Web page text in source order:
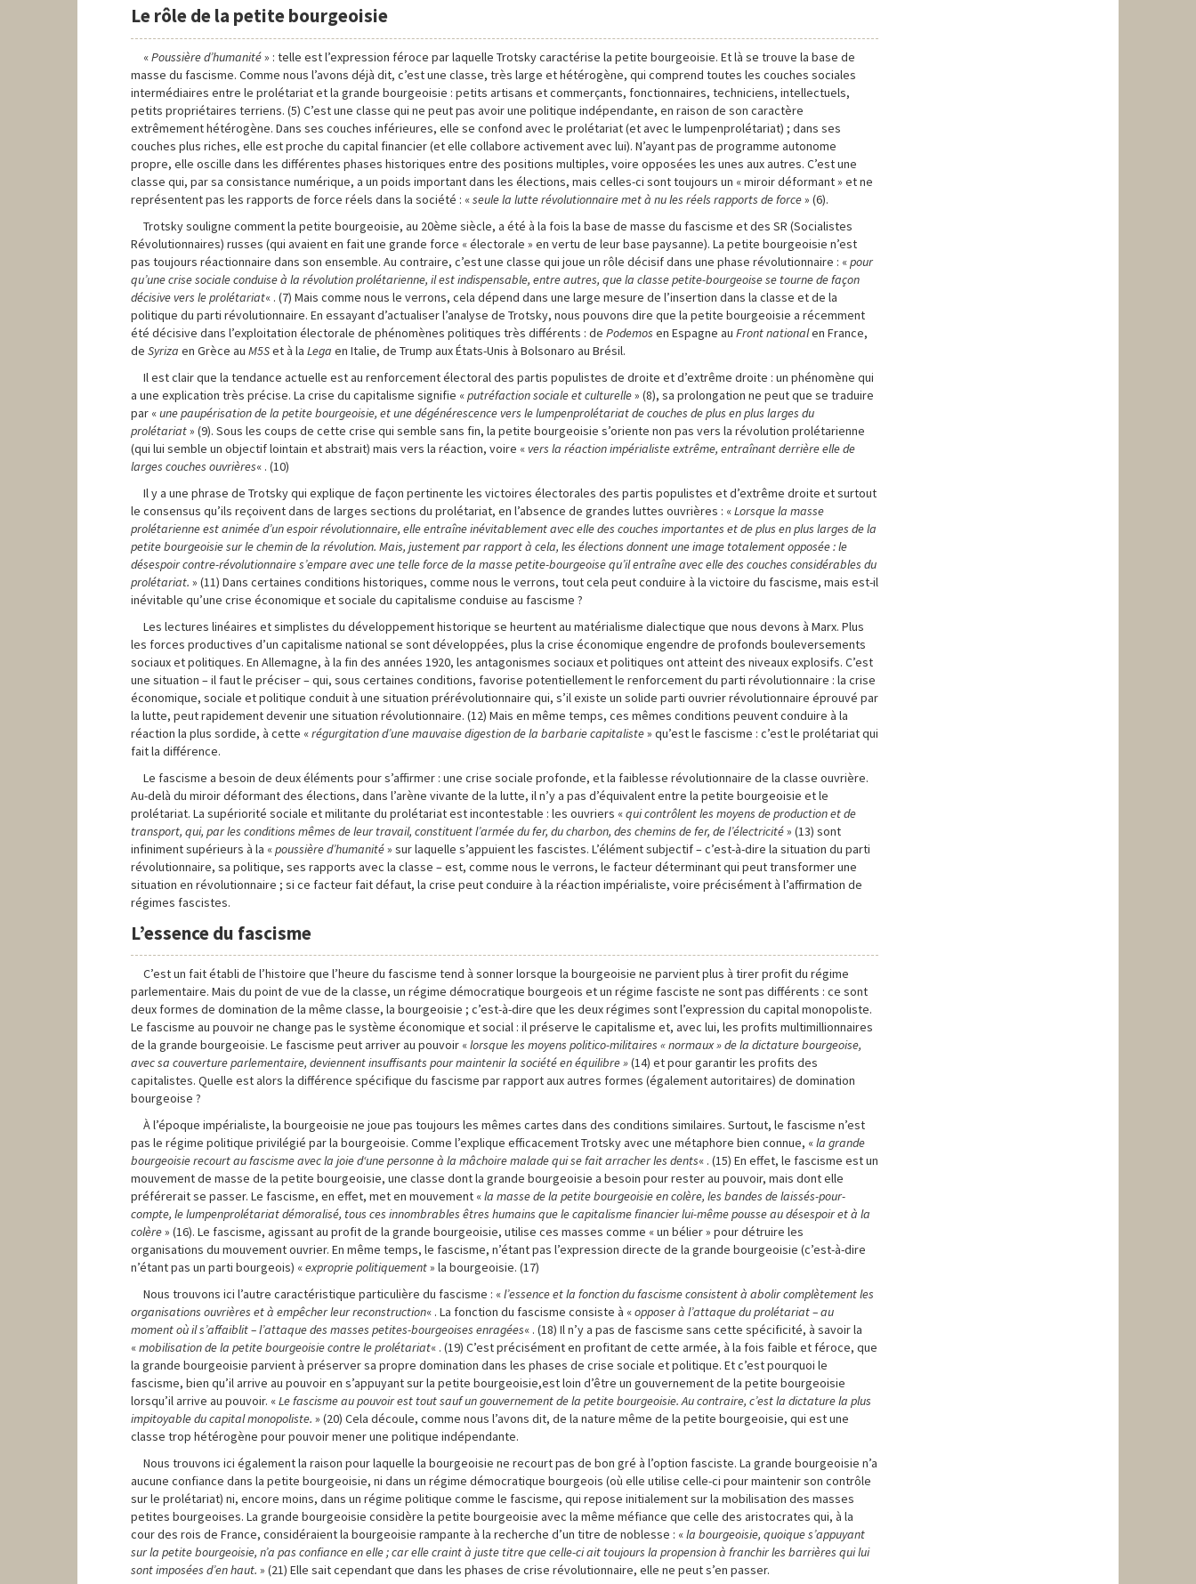
Le rôle de la petite bourgeoisie
«Poussière d’humanité» : telle est l’expression féroce par laquelle Trotsky caractérise la petite bourgeoisie. Et là se trouve la base de
masse du fascisme. Comme nous l’avons déjà dit, c’est une classe, très large et hétérogène, qui comprend toutes les couches sociales
intermédiaires entre le prolétariat et la grande bourgeoisie : petits artisans et commerçants, fonctionnaires, techniciens, intellectuels,
petits propriétaires terriens. (5) C’est une classe qui ne peut pas avoir une politique indépendante, en raison de son caractère
extrêmement hétérogène. Dans ses couches inférieures, elle se confond avec le prolétariat (et avec le lumpenprolétariat) ; dans ses
couches plus riches, elle est proche du capital financier (et elle collabore activement avec lui). N’ayant pas de programme autonome
propre, elle oscille dans les différentes phases historiques entre des positions multiples, voire opposées les unes aux autres. C’est une
classe qui, par sa consistance numérique, a un poids important dans les élections, mais celles-ci sont toujours un « miroir déformant » et ne
représentent pas les rapports de force réels dans la société : «seule la lutte révolutionnaire met à nu les réels rapports de force» (6).
Trotsky souligne comment la petite bourgeoisie, au 20ème siècle, a été à la fois la base de masse du fascisme et des SR (Socialistes
Révolutionnaires) russes (qui avaient en fait une grande force « électorale » en vertu de leur base paysanne). La petite bourgeoisie n’est
pas toujours réactionnaire dans son ensemble. Au contraire, c’est une classe qui joue un rôle décisif dans une phase révolutionnaire : «pour
qu’une crise sociale conduise à la révolution prolétarienne, il est indispensable, entre autres, que la classe petite-bourgeoise se tourne de façon
décisive vers le prolétariat« . (7) Mais comme nous le verrons, cela dépend dans une large mesure de l’insertion dans la classe et de la
politique du parti révolutionnaire. En essayant d’actualiser l’analyse de Trotsky, nous pouvons dire que la petite bourgeoisie a récemment
été décisive dans l’exploitation électorale de phénomènes politiques très différents : de Podemos en Espagne au Front nationalen France,
de Syriza en Grèce au M5Set à la Lega en Italie, de Trump aux États-Unis à Bolsonaro au Brésil.
Il est clair que la tendance actuelle est au renforcement électoral des partis populistes de droite et d’extrême droite : un phénomène qui
a une explication très précise. La crise du capitalisme signifie «putréfaction sociale et culturelle» (8), sa prolongation ne peut que se traduire
par «une paupérisation de la petite bourgeoisie, et une dégénérescence vers le lumpenprolétariat de couches de plus en plus larges du
prolétariat» (9). Sous les coups de cette crise qui semble sans fin, la petite bourgeoisie s’oriente non pas vers la révolution prolétarienne
(qui lui semble un objectif lointain et abstrait) mais vers la réaction, voire « vers la réaction impérialiste extrême, entraînant derrière elle de
larges couches ouvrières« . (10)
Il y a une phrase de Trotsky qui explique de façon pertinente les victoires électorales des partis populistes et d’extrême droite et surtout
le consensus qu’ils reçoivent dans de larges sections du prolétariat, en l’absence de grandes luttes ouvrières : «Lorsque la masse
prolétarienne est animée d’un espoir révolutionnaire, elle entraîne inévitablement avec elle des couches importantes et de plus en plus larges de la
petite bourgeoisie sur le chemin de la révolution. Mais, justement par rapport à cela, les élections donnent une image totalement opposée : le
désespoir contre-révolutionnaire s’empare avec une telle force de la masse petite-bourgeoise qu’il entraîne avec elle des couches considérables du
prolétariat. » (11) Dans certaines conditions historiques, comme nous le verrons, tout cela peut conduire à la victoire du fascisme, mais est-il
inévitable qu’une crise économique et sociale du capitalisme conduise au fascisme ?
Les lectures linéaires et simplistes du développement historique se heurtent au matérialisme dialectique que nous devons à Marx. Plus
les forces productives d’un capitalisme national se sont développées, plus la crise économique engendre de profonds bouleversements
sociaux et politiques. En Allemagne, à la fin des années 1920, les antagonismes sociaux et politiques ont atteint des niveaux explosifs. C’est
une situation – il faut le préciser – qui, sous certaines conditions, favorise potentiellement le renforcement du parti révolutionnaire : la crise
économique, sociale et politique conduit à une situation prérévolutionnaire qui, s’il existe un solide parti ouvrier révolutionnaire éprouvé par
la lutte, peut rapidement devenir une situation révolutionnaire. (12) Mais en même temps, ces mêmes conditions peuvent conduire à la
réaction la plus sordide, à cette «régurgitation d’une mauvaise digestion de la barbarie capitaliste» qu’est le fascisme : c’est le prolétariat qui
fait la différence.
Le fascisme a besoin de deux éléments pour s’affirmer : une crise sociale profonde, et la faiblesse révolutionnaire de la classe ouvrière.
Au-delà du miroir déformant des élections, dans l’arène vivante de la lutte, il n’y a pas d’équivalent entre la petite bourgeoisie et le
prolétariat. La supériorité sociale et militante du prolétariat est incontestable : les ouvriers «qui contrôlent les moyens de production et de
transport, qui, par les conditions mêmes de leur travail, constituent l’armée du fer, du charbon, des chemins de fer, de l’électricité» (13) sont
infiniment supérieurs à la «poussière d’humanité» sur laquelle s’appuient les fascistes. L’élément subjectif – c’est-à-dire la situation du parti
révolutionnaire, sa politique, ses rapports avec la classe – est, comme nous le verrons, le facteur déterminant qui peut transformer une
situation en révolutionnaire ; si ce facteur fait défaut, la crise peut conduire à la réaction impérialiste, voire précisément à l’affirmation de
régimes fascistes.
L’essence du fascisme
C’est un fait établi de l’histoire que l’heure du fascisme tend à sonner lorsque la bourgeoisie ne parvient plus à tirer profit du régime
parlementaire. Mais du point de vue de la classe, un régime démocratique bourgeois et un régime fasciste ne sont pas différents : ce sont
deux formes de domination de la même classe, la bourgeoisie ; c’est-à-dire que les deux régimes sont l’expression du capital monopoliste.
Le fascisme au pouvoir ne change pas le système économique et social : il préserve le capitalisme et, avec lui, les profits multimillionnaires
de la grande bourgeoisie. Le fascisme peut arriver au pouvoir «lorsque les moyens politico-militaires « normaux » de la dictature bourgeoise,
avec sa couverture parlementaire, deviennent insuffisants pour maintenir la société en équilibre »(14) et pour garantir les profits des
capitalistes. Quelle est alors la différence spécifique du fascisme par rapport aux autres formes (également autoritaires) de domination
bourgeoise ?
À l’époque impérialiste, la bourgeoisie ne joue pas toujours les mêmes cartes dans des conditions similaires. Surtout, le fascisme n’est
pas le régime politique privilégié par la bourgeoisie. Comme l’explique efficacement Trotsky avec une métaphore bien connue, «la grande
bourgeoisie recourt au fascisme avec la joied‘une personne à la mâchoire malade qui se fait arracher les dents« . (15) En effet, le fascisme est un
mouvement de masse de la petite bourgeoisie, une classe dont la grande bourgeoisie a besoin pour rester au pouvoir, mais dont elle
préférerait se passer. Le fascisme, en effet, met en mouvement «la masse de la petite bourgeoisie en colère, les bandes de laissés-pour-
compte, le lumpenprolétariat démoralisé, tous ces innombrables êtres humains que le capitalisme financier lui-même pousse au désespoir et à la
colère» (16). Le fascisme, agissant au profit de la grande bourgeoisie, utilise ces masses comme « un bélier » pour détruire les
organisations du mouvement ouvrier. En même temps, le fascisme, n’étant pas l’expression directe de la grande bourgeoisie (c’est-à-dire
n’étant pas un parti bourgeois) «exproprie politiquement» la bourgeoisie. (17)
Nous trouvons ici l’autre caractéristique particulière du fascisme : «l’essence et la fonction du fascisme consistent à abolir complètement les
organisations ouvrières et à empêcher leur reconstruction« . La fonction du fascisme consiste à «opposer à l’attaque du prolétariat – au
moment où il s’affaiblit – l’attaque des masses petites-bourgeoises enragées« . (18) Il n’y a pas de fascisme sans cette spécificité, à savoir la
«mobilisation de la petite bourgeoisie contre le prolétariat« . (19) C’est précisément en profitant de cette armée, à la fois faible et féroce, que
la grande bourgeoisie parvient à préserver sa propre domination dans les phases de crise sociale et politique. Et c’est pourquoi le
fascisme, bien qu’il arrive au pouvoir en s’appuyant sur la petite bourgeoisie,est loin d’être un gouvernement de la petite bourgeoisie
lorsqu’il arrive au pouvoir. «Le fascisme au pouvoir est tout sauf un gouvernement de la petite bourgeoisie. Au contraire, c’est la dictature la plus
impitoyable du capital monopoliste. » (20) Cela découle, comme nous l’avons dit, de la nature même de la petite bourgeoisie, qui est une
classe trop hétérogène pour pouvoir mener une politique indépendante.
Nous trouvons ici également la raison pour laquelle la bourgeoisie ne recourt pas de bon gré à l’option fasciste. La grande bourgeoisie n’a
aucune confiance dans la petite bourgeoisie, ni dans un régime démocratique bourgeois (où elle utilise celle-ci pour maintenir son contrôle
sur le prolétariat) ni, encore moins, dans un régime politique comme le fascisme, qui repose initialement sur la mobilisation des masses
petites bourgeoises. La grande bourgeoisie considère la petite bourgeoisie avec la même méfiance que celle des aristocrates qui, à la
cour des rois de France, considéraient la bourgeoisie rampante à la recherche d’un titre de noblesse : «la bourgeoisie, quoique s’appuyant
sur la petite bourgeoisie, n’a pas confiance en elle ; car elle craint à juste titre que celle-ci ait toujours la propension à franchir les barrières qui lui
sont imposées d’en haut. » (21) Elle sait cependant que dans les phases de crise révolutionnaire, elle ne peut s’en passer.